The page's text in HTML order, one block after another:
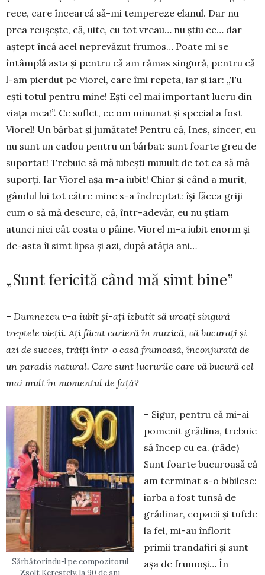
rece, care încearcă să-mi tempereze elanul. Dar nu
prea reu­şeşte, că, uite, eu tot vreau… nu ştiu ce… dar
aştept încă acel neprevăzut frumos… Poate mi se
întâmplă asta şi pentru că am rămas singură, pentru că
l-am pierdut pe Viorel, care îmi repeta, iar şi iar: „Tu
eşti totul pentru mine! Eşti cel mai important lucru din
viaţa mea!”. Ce suflet, ce om minunat şi special a fost
Viorel! Un bărbat şi jumătate! Pentru că, Ines, sincer, eu
nu sunt un cadou pentru un bărbat: sunt foarte greu de
suportat! Trebuie să mă iubeşti muuult de tot ca să mă
suporţi. Iar Viorel aşa m-a iubit! Chiar şi când a murit,
gândul lui tot către mine s-a îndreptat: îşi făcea griji
cum o să mă descurc, că, într-adevăr, eu nu ştiam
atunci nici cât costa o pâine. Viorel m-a iubit enorm şi
de-asta îi simt lipsa şi azi, după atâţia ani…
„Sunt fericită când mă simt bine”
– Dumnezeu v-a iubit și-ați izbutit să urcați singură
treptele vieții. Ați făcut carieră în muzică, vă bucurați și
azi de succes, trăiţi într-o casă frumoasă, înconjurată de
un paradis natural. Care sunt lucrurile care vă bucură cel
mai mult în momentul de faţă?
Sărbătorindu-l pe compozitorul
– Sigur, pentru că mi-ai
pomenit grădina, trebuie
să încep cu ea. (râde)
Sunt foarte bucuroasă că
am terminat s-o bibilesc:
iarba a fost tunsă de
grădinar, copacii şi tufele
la fel, mi-au înflorit
primii trandafiri şi sunt
aşa de frumoşi… În